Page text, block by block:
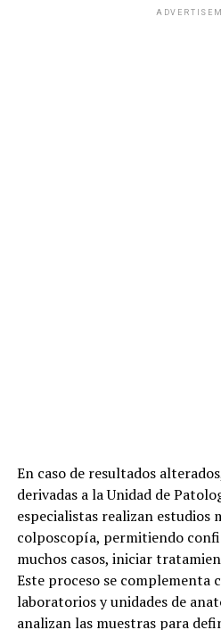
En caso de resultados
derivadas a la Unidad de
especialistas realizan estudios
colposcopía, permitiendo
muchos casos, iniciar
Este proceso se complementa
laboratorios y unidades de
analizan las muestras para